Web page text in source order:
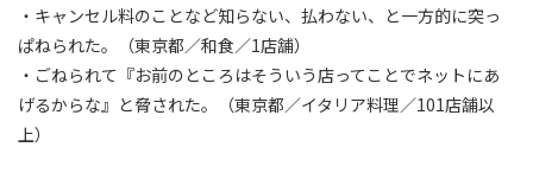
・キャンセル料のことなど知らない、払わない、と一方的に突っ
ぱねられた。（東京都／和食／1店舗）
・ごねられて『お前のところはそういう店ってことでネットにあ
げるからな』と脅された。（東京都／イタリア料理／101店舗以
上）